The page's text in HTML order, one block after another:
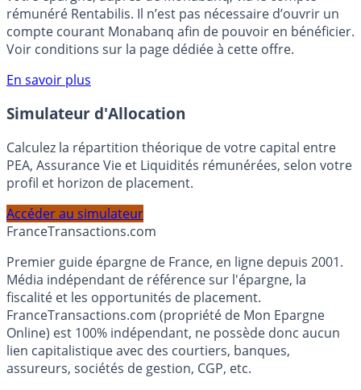
Bénéficiez de cette offre de placement sans risque pour
votre épargne, auprès de Monabanq, via le compte
rémunéré Rentabilis. Il n’est pas nécessaire d’ouvrir un
compte courant Monabanq afin de pouvoir en bénéficier.
Voir conditions sur la page dédiée à cette offre.
En savoir plus
Simulateur d'Allocation
Calculez la répartition théorique de votre capital entre
profil et horizon de placement.
FranceTransactions.com
Premier guide épargne de France, en ligne depuis 2001.
Média indépendant de référence sur l'épargne, la
fiscalité et les opportunités de placement.
FranceTransactions.com (propriété de Mon Epargne
Online) est 100% indépendant, ne possède donc aucun